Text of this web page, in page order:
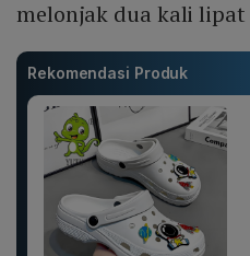
melonjak dua kali
Rekomendasi Produk